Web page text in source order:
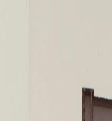
Михаил
Архив